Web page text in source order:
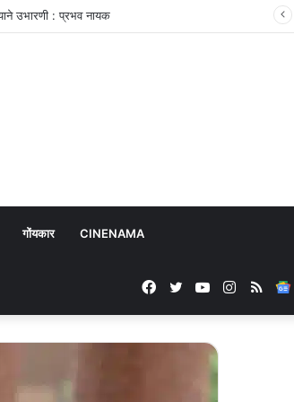
गोंयकार CINENAMA
RSS
Instagram
YouTube
Twitter
Facebook